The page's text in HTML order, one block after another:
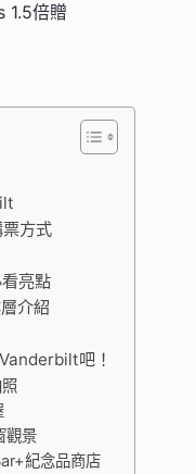
1.5倍贈
方式
亮點
介紹
吧！
觀景
紀念品商店